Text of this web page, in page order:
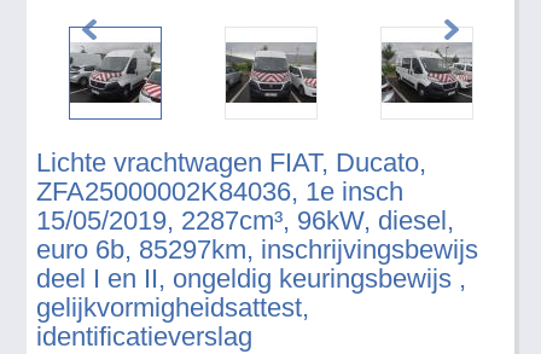
Lichte vrachtwagen FIAT, Ducato,
ZFA25000002K84036, 1e insch
15/05/2019, 2287cm³, 96kW, diesel,
euro 6b, 85297km, inschrijvingsbewijs
deel I en II, ongeldig keuringsbewijs ,
gelijkvormigheidsattest,
identificatieverslag